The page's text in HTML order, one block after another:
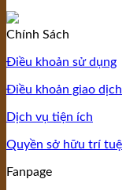
Chính Sách
Điều khoản sử dụng
Điều khoản giao dịch
Dịch vụ tiện ích
Quyền sở hữu trí tuệ
Fanpage